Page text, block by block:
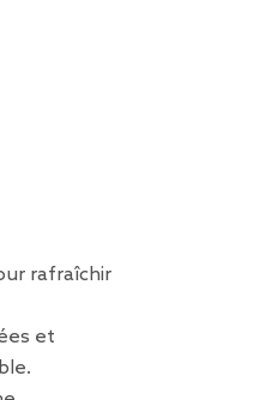
rafraîchir
et